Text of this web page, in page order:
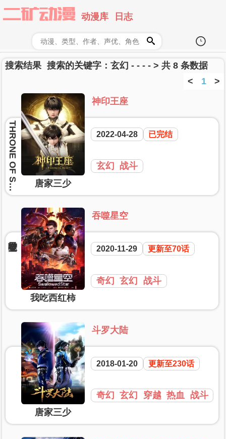
动漫库 日志
搜索结果 搜索的关键字：玄幻 - - - - > 共 8 条数据
1
唐家三少
神印王座
2022-04-28 已完结
玄幻 战斗
我吃西红柿
吞噬星空
2020-11-29 更新至70话
奇幻 玄幻 战斗
唐家三少
斗罗大陆
2018-01-20 更新至230话
奇幻 玄幻 穿越 热血 战斗